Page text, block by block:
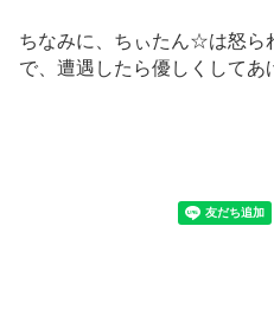
ちなみに、ちぃたん☆は怒ら
で、遭遇したら優しくしてあ